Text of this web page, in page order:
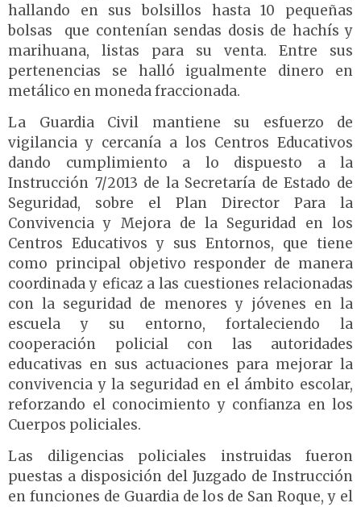
hallando en sus bolsillos hasta 10 pequeñas
bolsas que contenían sendas dosis de hachís y
marihuana, listas para su venta. Entre sus
pertenencias se halló igualmente dinero en
metálico en moneda fraccionada.
La Guardia Civil mantiene su esfuerzo de
vigilancia y cercanía a los Centros Educativos
dando cumplimiento a lo dispuesto a la
Instrucción 7/2013 de la Secretaría de Estado de
Seguridad, sobre el Plan Director Para la
Convivencia y Mejora de la Seguridad en los
Centros Educativos y sus Entornos, que tiene
como principal objetivo responder de manera
coordinada y eficaz a las cuestiones relacionadas
con la seguridad de menores y jóvenes en la
escuela y su entorno, fortaleciendo la
cooperación policial con las autoridades
educativas en sus actuaciones para mejorar la
convivencia y la seguridad en el ámbito escolar,
reforzando el conocimiento y confianza en los
Cuerpos policiales.
Las diligencias policiales instruidas fueron
puestas a disposición del Juzgado de Instrucción
en funciones de Guardia de los de San Roque, y el